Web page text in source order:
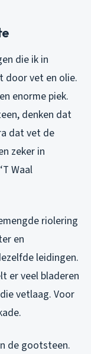
die ik in
door vet en olie.
enorme piek.
denken dat
dat vet de
zeker in
Waal
riolering
en
leidingen.
er veel bladeren
vetlaag. Voor
de gootsteen.